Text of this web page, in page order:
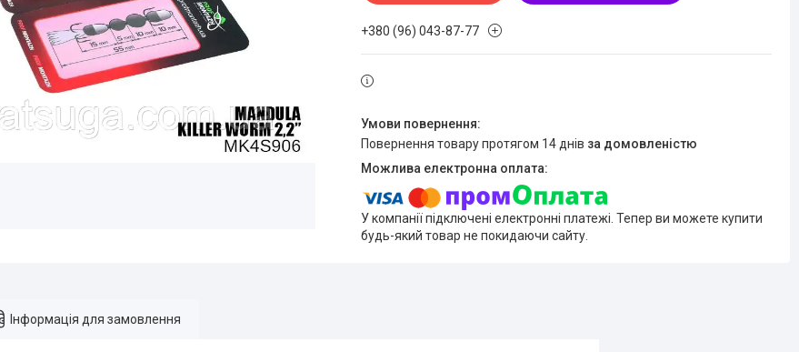
+380 (96) 043-87-77
повернення товару протягом 14 днів за домовленістю
У компанії підключені електронні платежі. Тепер ви можете купити
будь-який товар не покидаючи сайту.
Інформація для замовлення